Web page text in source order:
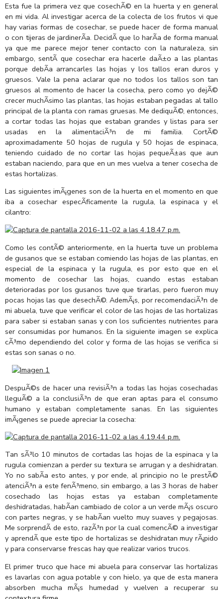
Esta fue la primera vez que cosechÃ© en la huerta y en general
en mi vida. Al investigar acerca de la colecta de los frutos vi que
hay varias formas de cosechar, se puede hacer de forma manual
o con tijeras de jardinerÃ­a. DecidÃ­ que lo harÃ­a de forma manual
ya que me parece mejor tener contacto con la naturaleza, sin
embargo, sentÃ­ que cosechar era hacerle daÃ±o a las plantas
porque debÃ­a arrancarles las hojas y los tallos eran duros y
gruesos. Vale la pena aclarar que no todos los tallos son tan
gruesos al momento de hacer la cosecha, pero como yo dejÃ©
crecer muchÃ­simo las plantas, las hojas estaban pegadas al tallo
principal de la planta con ramas gruesas. Me dediquÃ©, entonces,
a cortar todas las hojas que estaban grandes y listas para ser
usadas en la alimentaciÃ³n de mi familia. CortÃ©
aproximadamente 50 hojas de rugula y 50 hojas de espinaca,
teniendo cuidado de no cortar las hojas pequeÃ±as que aun
estaban naciendo, para que en un mes vuelva a tener cosecha de
estas hortalizas.
Las siguientes imÃ¡genes son de la huerta en el momento en que
iba a cosechar especÃ­ficamente la rugula, la espinaca y el
cilantro:
Como les contÃ© anteriormente, en la huerta tuve un problema
de gusanos que se estaban comiendo las hojas de las plantas, en
especial de la espinaca y la rugula, es por esto que en el
momento de cosechar las hojas, cuando estas estaban
deterioradas por los gusanos tuve que tirarlas, pero fueron muy
pocas hojas las que desechÃ©. AdemÃ¡s, por recomendaciÃ³n de
mi abuela, tuve que verificar el color de las hojas de las hortalizas
para saber si estaban sanas y con los suficientes nutrientes para
ser consumidas por humanos. En la siguiente imagen se explica
cÃ³mo dependiendo del color y forma de las hojas se verifica si
estas son sanas o no.
DespuÃ©s de hacer una revisiÃ³n a todas las hojas cosechadas
lleguÃ© a la conclusiÃ³n de que eran aptas para el consumo
humano y estaban completamente sanas. En las siguientes
imÃ¡genes se puede apreciar la cosecha:
Tan sÃ³lo 10 minutos de cortadas las hojas de la espinaca y la
rugula comienzan a perder su textura se arrugan y a deshidratan.
Yo no sabÃ­a esto antes, y por ende, al principio no le prestÃ©
atenciÃ³n a este fenÃ³meno, sin embargo, a las 3 horas de haber
cosechado las hojas estas ya estaban completamente
deshidratadas, habÃ­an cambiado de color a un verde mÃ¡s oscuro
con partes negras, y se habÃ­an vuelto muy suaves y pegajosas.
Me sorprendÃ­ de esto, razÃ³n por la cual comencÃ© a investigar
y aprendÃ­ que este tipo de hortalizas se deshidratan muy rÃ¡pido
y para conservarse frescas hay que realizar varios trucos.
El primer truco que hace mi abuela para conservar las hortalizas
es lavarlas con agua potable y con hielo, ya que de esta manera
absorben mucha mÃ¡s humedad y vuelven a recuperar su